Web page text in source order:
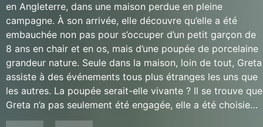
en Angleterre, dans une maison perdue en pleine
campagne. À son arrivée, elle découvre qu’elle a été
embauchée non pas pour s’occuper d’un petit garçon de
8 ans en chair et en os, mais d’une poupée de porcelaine
grandeur nature. Seule dans la maison, loin de tout, Greta
assiste à des événements tous plus étranges les uns que
les autres. La poupée serait-elle vivante ? Il se trouve que
Greta n’a pas seulement été engagée, elle a été choisie…